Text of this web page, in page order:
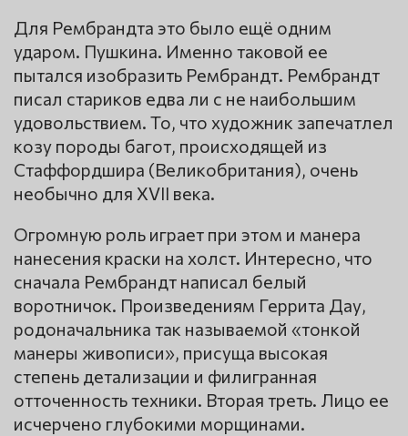
Для Рембрандта это было ещё одним
ударом. Пушкина. Именно таковой ее
пытался изобразить Рембрандт. Рембрандт
писал стариков едва ли с не наибольшим
удовольствием. То, что художник запечатлел
козу породы багот, происходящей из
Стаффордшира (Великобритания), очень
необычно для XVII века.
Огромную роль играет при этом и манера
нанесения краски на холст. Интересно, что
сначала Рембрандт написал белый
воротничок. Произведениям Геррита Дау,
родоначальника так называемой «тонкой
манеры живописи», присуща высокая
степень детализации и филигранная
отточенность техники. Вторая треть. Лицо ее
исчерчено глубокими морщинами.